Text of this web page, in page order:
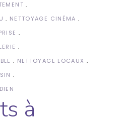
NETTOYAGE CINÉMA
NETTOYAGE LOCAUX
à